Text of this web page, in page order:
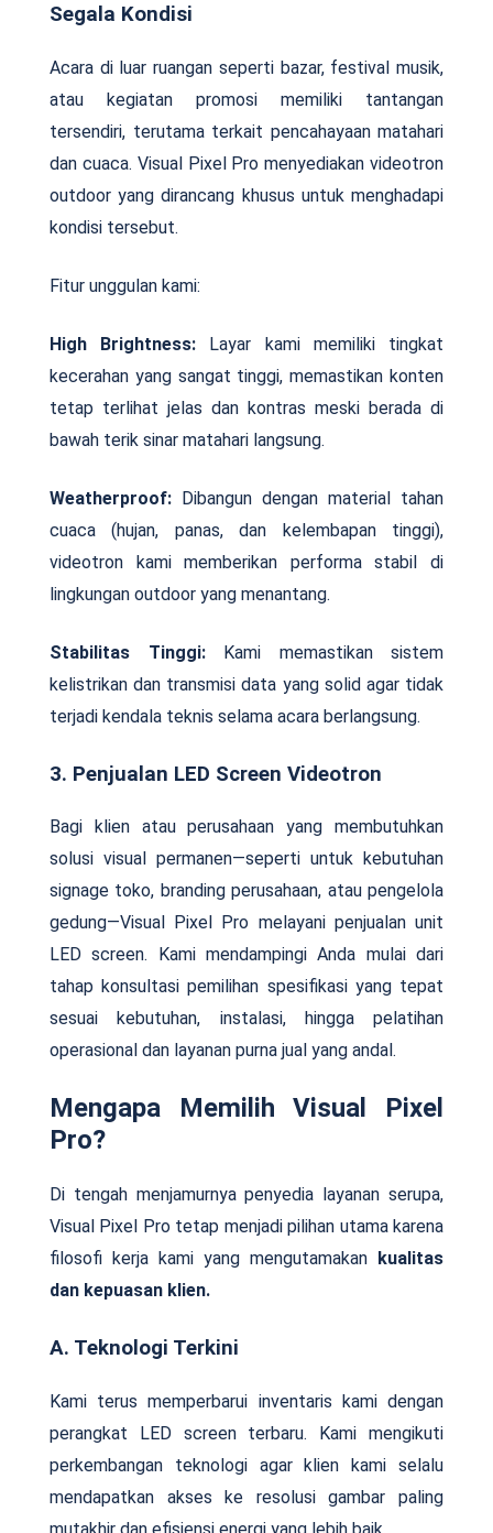
Segala Kondisi
Acara di luar ruangan seperti bazar, festival musik,
atau kegiatan promosi memiliki tantangan
tersendiri, terutama terkait pencahayaan matahari
dan cuaca. Visual Pixel Pro menyediakan videotron
outdoor yang dirancang khusus untuk menghadapi
kondisi tersebut.
Fitur unggulan kami:
High Brightness: Layar kami memiliki tingkat
kecerahan yang sangat tinggi, memastikan konten
tetap terlihat jelas dan kontras meski berada di
bawah terik sinar matahari langsung.
Weatherproof: Dibangun dengan material tahan
cuaca (hujan, panas, dan kelembapan tinggi),
videotron kami memberikan performa stabil di
lingkungan outdoor yang menantang.
Stabilitas Tinggi:Kami memastikan sistem
kelistrikan dan transmisi data yang solid agar tidak
terjadi kendala teknis selama acara berlangsung.
3. Penjualan LED Screen Videotron
Bagi klien atau perusahaan yang membutuhkan
solusi visual permanen—seperti untuk kebutuhan
signage toko, branding perusahaan, atau pengelola
gedung—Visual Pixel Pro melayani penjualan unit
LED screen. Kami mendampingi Anda mulai dari
tahap konsultasi pemilihan spesifikasi yang tepat
sesuai kebutuhan, instalasi, hingga pelatihan
operasional dan layanan purna jual yang andal.
Mengapa Memilih Visual Pixel
Pro?
Di tengah menjamurnya penyedia layanan serupa,
Visual Pixel Pro tetap menjadi pilihan utama karena
filosofi kerja kami yang mengutamakan
kualitas
dan kepuasan klien.
A. Teknologi Terkini
Kami terus memperbarui inventaris kami dengan
perangkat LED screen terbaru. Kami mengikuti
perkembangan teknologi agar klien kami selalu
mendapatkan akses ke resolusi gambar paling